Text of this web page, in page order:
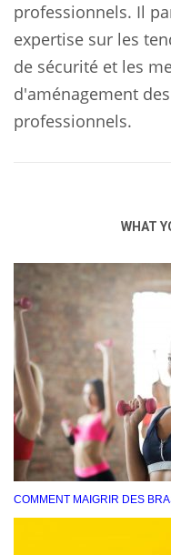
professionnels. Il
expertise sur les
de sécurité et les
d'aménagement
professionnels.
WHAT
COMMENT MAIGRIR DES